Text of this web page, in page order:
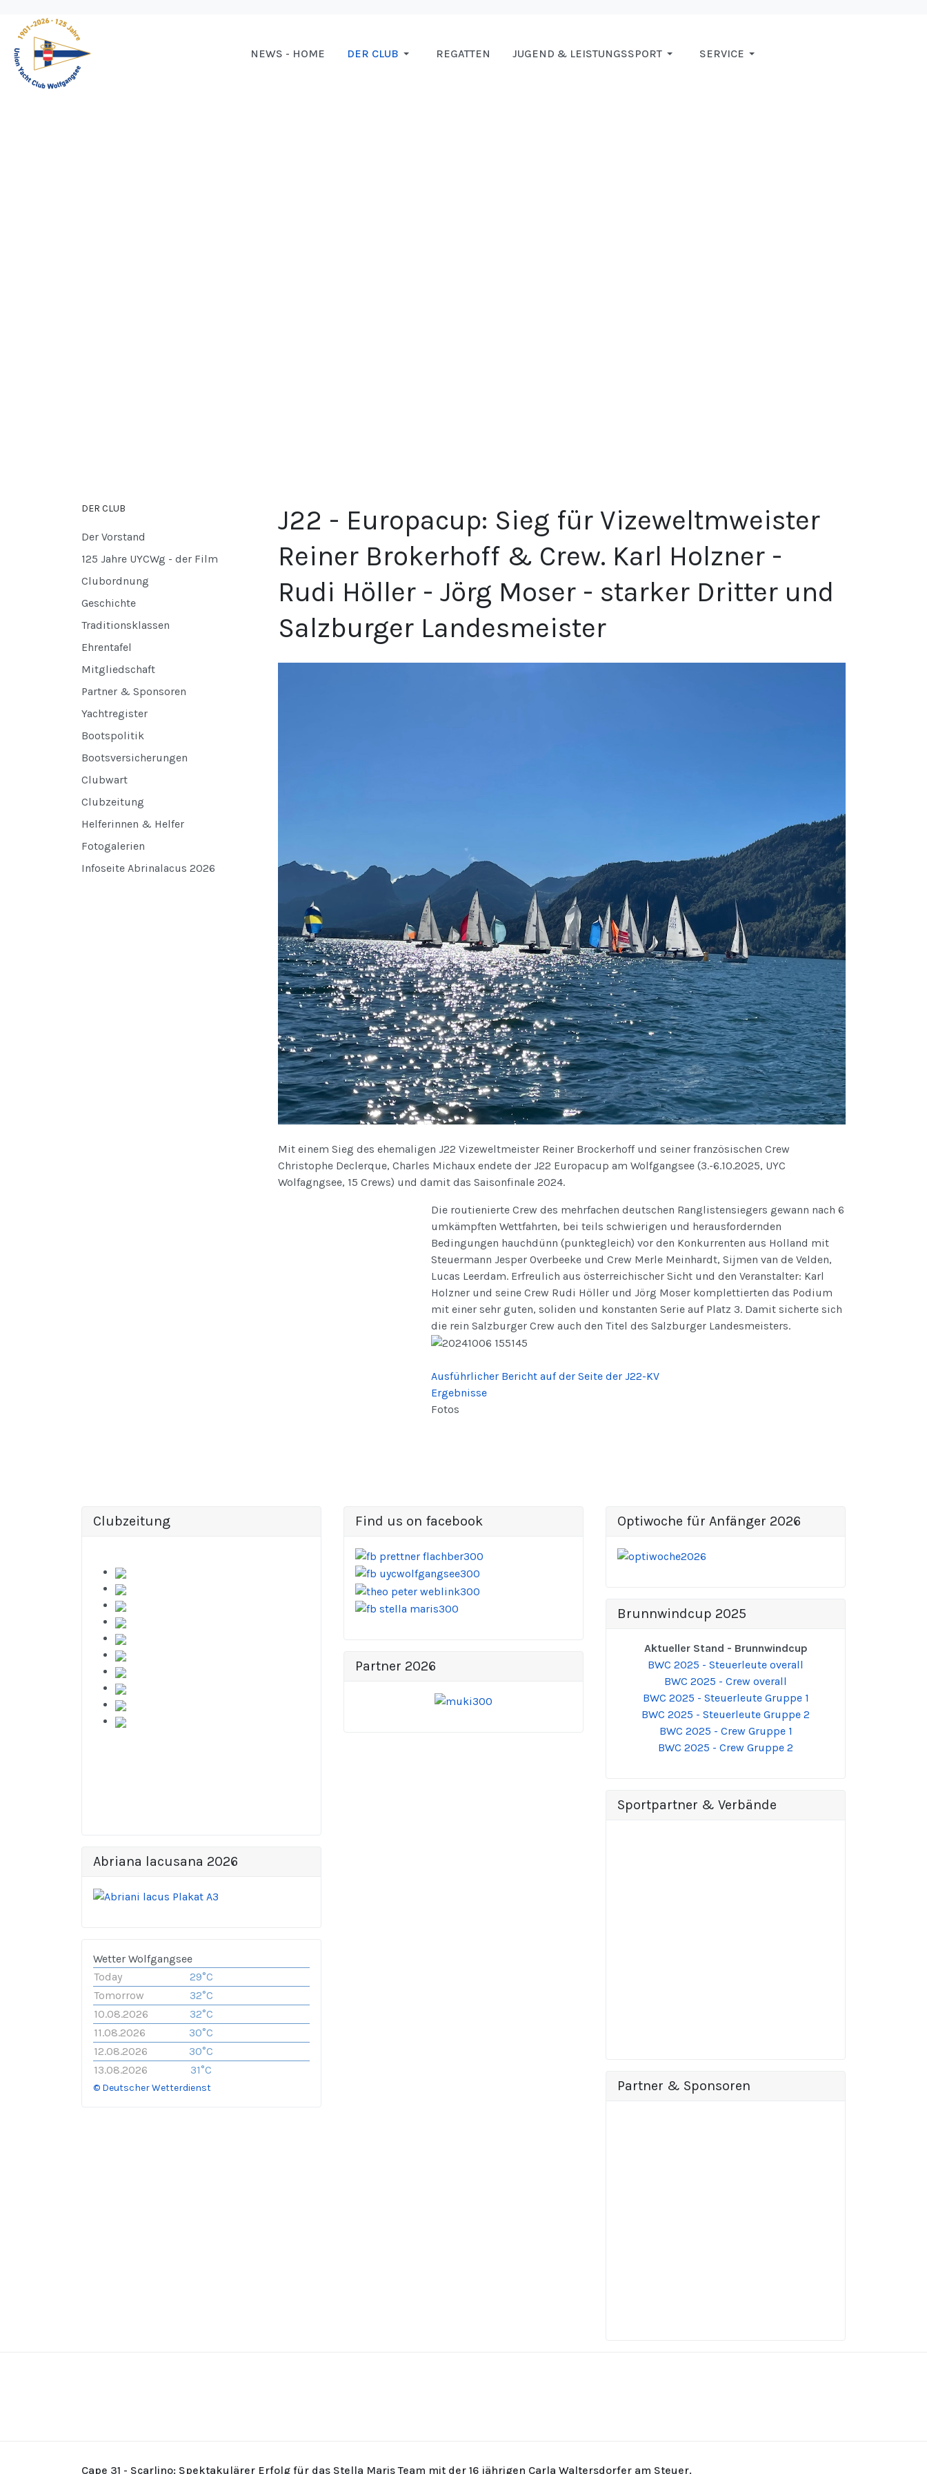
NEWS - HOME DER CLUB REGATTEN JUGEND & LEISTUNGSSPORT SERVICE
J22 - Europacup: Sieg für Vizeweltmweister
Reiner Brokerhoff & Crew. Karl Holzner -
Rudi Höller - Jörg Moser - starker Dritter und
Salzburger Landesmeister
Mit einem Sieg des ehemaligen J22 Vizeweltmeister Reiner Brockerhoff und seiner französischen Crew
Christophe Declerque, Charles Michaux endete der J22 Europacup am Wolfgangsee (3.-6.10.2025, UYC
Wolfagngsee, 15 Crews) und damit das Saisonfinale 2024.
Die routienierte Crew des mehrfachen deutschen Ranglistensiegers gewann nach 6
umkämpften Wettfahrten, bei teils schwierigen und herausfordernden
Bedingungen hauchdünn (punktegleich) vor den Konkurrenten aus Holland mit
Steuermann Jesper Overbeeke und Crew Merle Meinhardt, Sijmen van de Velden,
Lucas Leerdam. Erfreulich aus österreichischer Sicht und den Veranstalter: Karl
Holzner und seine Crew Rudi Höller und Jörg Moser komplettierten das Podium
mit einer sehr guten, soliden und konstanten Serie auf Platz 3. Damit sicherte sich
die rein Salzburger Crew auch den Titel des Salzburger Landesmeisters.
Ausführlicher Bericht auf der Seite der J22-KV
Ergebnisse
Fotos
DER CLUB
Der Vorstand
125 Jahre UYCWg - der Film
Clubordnung
Geschichte
Traditionsklassen
Ehrentafel
Mitgliedschaft
Partner & Sponsoren
Yachtregister
Bootspolitik
Bootsversicherungen
Clubwart
Clubzeitung
Helferinnen & Helfer
Fotogalerien
Infoseite Abrinalacus 2026
Clubzeitung
Abriana lacusana 2026
Wetter Wolfgangsee
Today
29°C
Tomorrow
32°C
10.08.2026
32°C
11.08.2026
30°C
12.08.2026
30°C
13.08.2026
31°C
© Deutscher Wetterdienst
Find us on facebook
Partner 2026
Optiwoche für Anfänger 2026
Brunnwindcup 2025
Aktueller Stand - Brunnwindcup
BWC 2025 - Steuerleute overall
BWC 2025 - Crew overall
BWC 2025 - Steuerleute Gruppe 1
BWC 2025 - Steuerleute Gruppe 2
BWC 2025 - Crew Gruppe 1
BWC 2025 - Crew Gruppe 2
Sportpartner & Verbände
Partner & Sponsoren
Cape 31 - Scarlino: Spektakulärer Erfolg für das Stella Maris Team mit der 16 jährigen Carla Waltersdorfer am Steuer.